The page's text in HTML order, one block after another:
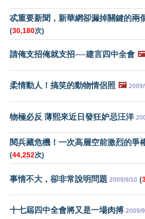
忒重要新聞，新華網卻漏掉關鍵的兩
(30,180次)
請俺支招俺就支招──建言四中全會
柔情動人！搞笑的動物情侶照 🖼️
物極必反 薄熙來近日發狂妒忌汪洋
閱兵藏危機！一次高層空前激烈的爭
(44,252次)
事情不大，卻非常說明問題 2009/9/10 (
十七屆四中全會將又是一場肉搏 2009/